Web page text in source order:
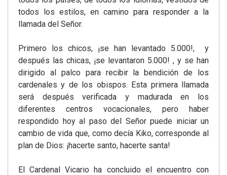
todos los estilos, en camino para responder a la
llamada del Señor.
Primero los chicos, ¡se han levantado 5.000!, y
después las chicas, ¡se levantaron 5.000! , y se han
dirigido al palco para recibir la bendición de los
cardenales y de los obispos. Esta primera llamada
será después verificada y madurada en los
diferentes centros vocacionales, pero haber
respondido hoy al paso del Señor puede iniciar un
cambio de vida que, como decía Kiko, corresponde al
plan de Dios: ¡hacerte santo, hacerte santa!
El Cardenal Vicario ha concluido el encuentro con